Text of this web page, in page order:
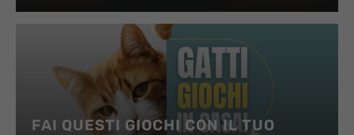
FAI QUESTI GIOCHI CON IL TUO